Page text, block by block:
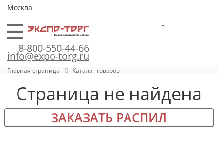
Москва
8-800-550-44-66
info@expo-torg.ru
Главная страница Каталог товаров
Страница не найдена
ЗАКАЗАТЬ РАСПИЛ